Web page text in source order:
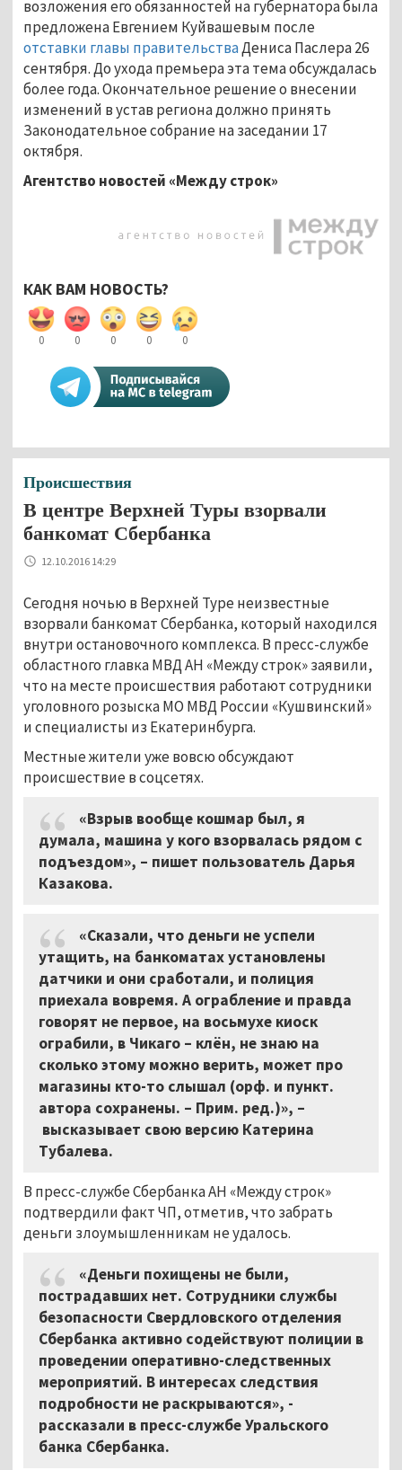
возложения его обязанностей на губернатора была
предложена Евгением Куйвашевым после
отставки главы правительстваДениса Паслера 26
сентября. До ухода премьера эта тема обсуждалась
более года. Окончательное решение о внесении
изменений в устав региона должно принять
Законодательное собрание на заседании 17
октября.
Агентство новостей «Между строк»
КАК ВАМ НОВОСТЬ?
0 0 0 0 0
Происшествия
В центре Верхней Туры взорвали
банкомат Сбербанка
12.10.2016 14:29
Сегодня ночью в Верхней Туре неизвестные
взорвали банкомат Сбербанка, который находился
внутри остановочного комплекса. В пресс-службе
областного главка МВД АН «Между строк» заявили,
что на месте происшествия работают сотрудники
уголовного розыска МО МВД России «Кушвинский»
и специалисты из Екатеринбурга.
Местные жители уже вовсю обсуждают
происшествие в соцсетях.
«Взрыв вообще кошмар был, я
думала, машина у кого взорвалась рядом с
подъездом», – пишет пользователь Дарья
Казакова.
«Сказали, что деньги не успели
утащить, на банкоматах установлены
датчики и они сработали, и полиция
приехала вовремя. А ограбление и правда
говорят не первое, на восьмухе киоск
ограбили, в Чикаго – клён, не знаю на
сколько этому можно верить, может про
магазины кто-то слышал (орф. и пункт.
автора сохранены. – Прим. ред.)», –
высказывает свою версию Катерина
Тубалева.
В пресс-службе Сбербанка АН «Между строк»
подтвердили факт ЧП, отметив, что забрать
деньги злоумышленникам не удалось.
«Деньги похищены не были,
пострадавших нет. Сотрудники службы
безопасности Свердловского отделения
Сбербанка активно содействуют полиции в
проведении оперативно-следственных
мероприятий. В интересах следствия
подробности не раскрываются», -
рассказали в пресс-службе Уральского
банка Сбербанка.